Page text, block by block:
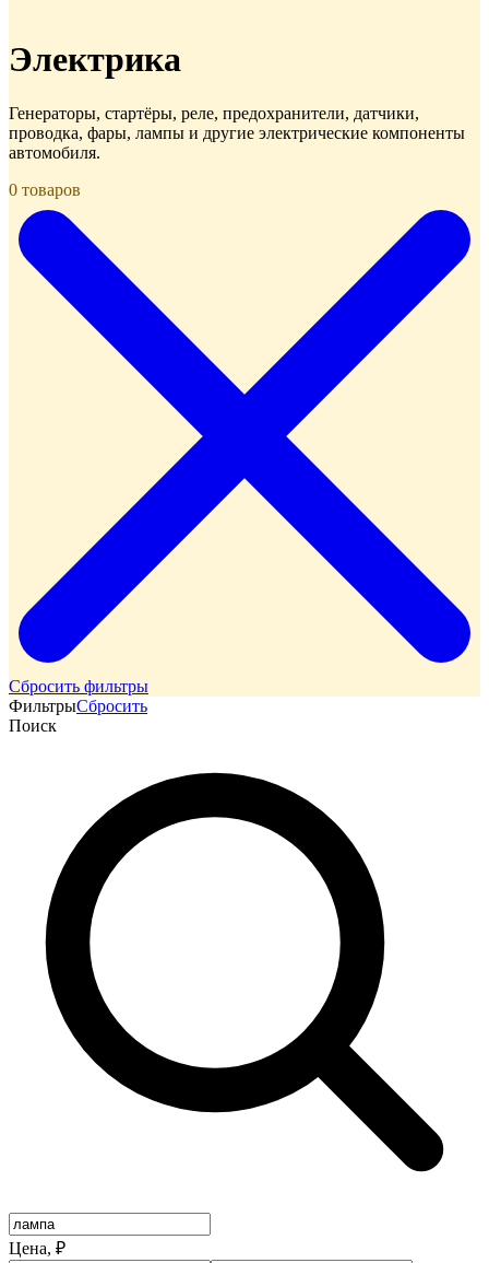
Электрика
Генераторы, стартёры, реле, предохранители, датчики,
проводка, фары, лампы и другие электрические компоненты
автомобиля.
0 товаров
Сбросить фильтры
ФильтрыСбросить
Поиск
Цена, ₽